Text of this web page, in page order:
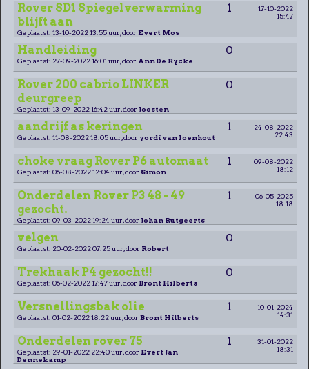
Rover SD1 Spiegelverwarming
blijft aan
1
17-10-2022
15:47
Geplaatst: 13-10-2022 13:55 uur, door Evert Mos
Handleiding 0
Geplaatst: 27-09-2022 16:01 uur, door Ann De Rycke
Rover 200 cabrio LINKER
deurgreep
0
Geplaatst: 13-09-2022 16:42 uur, door Joosten
aandrijf as keringen 1
24-08-2022
22:43
Geplaatst: 11-08-2022 18:05 uur, door yordi van loenhout
choke vraag Rover P6 automaat 1
09-08-2022
18:12
Geplaatst: 06-08-2022 12:04 uur, door Simon
Onderdelen Rover P3 48 - 49
gezocht.
1
06-05-2025
18:18
Geplaatst: 09-03-2022 19:24 uur, door Johan Rutgeerts
velgen 0
Geplaatst: 20-02-2022 07:25 uur, door Robert
Trekhaak P4 gezocht!! 0
Geplaatst: 06-02-2022 17:47 uur, door Bront Hilberts
Versnellingsbak olie 1
10-01-2024
14:31
Geplaatst: 01-02-2022 18:22 uur, door Bront Hilberts
Onderdelen rover 75 1
31-01-2022
18:31
Geplaatst: 29-01-2022 22:40 uur, door Evert Jan
Dennekamp